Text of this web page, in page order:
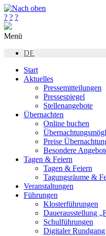
? ? ?
Menü
DE
Start
Aktuelles
Pressemitteilungen
Pressespiegel
Stellenangebote
Übernachten
Online buchen
Preise
Besondere
Tagen & Feiern
Tagen & Feiern
Tagungsräume &
Veranstaltungen
Führungen
Klosterführungen
Dauerausstellung
Schulführungen
Digitaler Rundgang